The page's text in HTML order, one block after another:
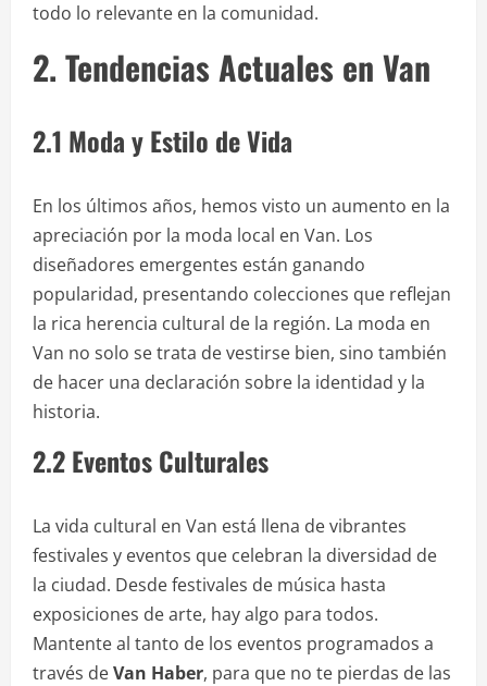
todo lo relevante en la comunidad.
2. Tendencias Actuales en Van
2.1 Moda y Estilo de Vida
En los últimos años, hemos visto un aumento en la
apreciación por la moda local en Van. Los
diseñadores emergentes están ganando
popularidad, presentando colecciones que reflejan
la rica herencia cultural de la región. La moda en
Van no solo se trata de vestirse bien, sino también
de hacer una declaración sobre la identidad y la
historia.
2.2 Eventos Culturales
La vida cultural en Van está llena de vibrantes
festivales y eventos que celebran la diversidad de
la ciudad. Desde festivales de música hasta
exposiciones de arte, hay algo para todos.
Mantente al tanto de los eventos programados a
través deVan Haber, para que no te pierdas de las